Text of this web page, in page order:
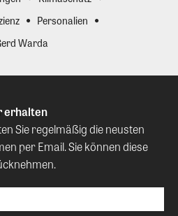
Personalien
Warda
erhalten
Sie regelmäßig die neusten
per Email. Sie können diese